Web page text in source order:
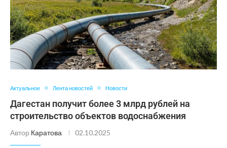
Актуальное Лента новостей Новости
Дагестан получит более 3 млрд рублей на
строительство объектов водоснабжения
Автор Каратова 02.10.2025